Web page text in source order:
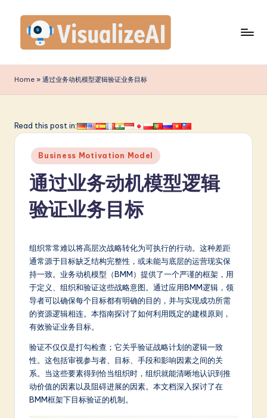
content
is
u
li
A
m
d
C
Home » 通过业务动机模型逻辑验证业务目标
Read this post in:
Posted
in
Business Motivation Model
通过业务动机模型逻辑
验证业务目标
组织常常难以将高层次战略转化为可执行的行动。这种差距
通常源于目标缺乏结构完整性，或未能与底层的运营现实保
持一致。业务动机模型（BMM）提供了一个严谨的框架，用
于定义、组织和验证这些战略意图。通过应用BMM逻辑，领
导者可以确保每个目标都有明确的目的，并与实现成功所需
的资源逻辑相连。本指南探讨了如何利用既定的建模原则，
有效验证业务目标。
验证不仅仅是打勾检查；它关乎验证战略计划的逻辑一致
性。这包括审视参与者、目标、手段和影响因素之间的关
系。当这些要素得到恰当组织时，组织就能清晰地认识到推
动价值的因素以及阻碍进展的因素。本文档深入探讨了在
BMM框架下目标验证的机制。